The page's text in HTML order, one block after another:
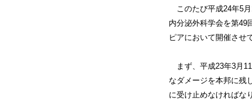
このたび平成24年5月
内分泌外科学会を第
ピアにおいて開催させ
まず、平成23年3月
なダメージを本邦に残
に受け止めなければな